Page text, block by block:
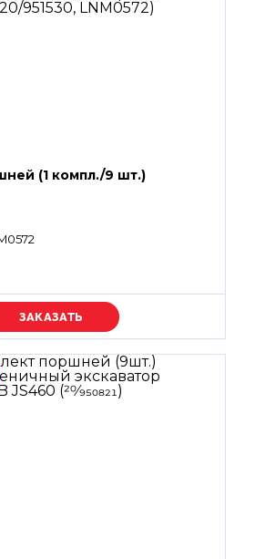
(1 компл./9 шт.)
Уточняйте цену